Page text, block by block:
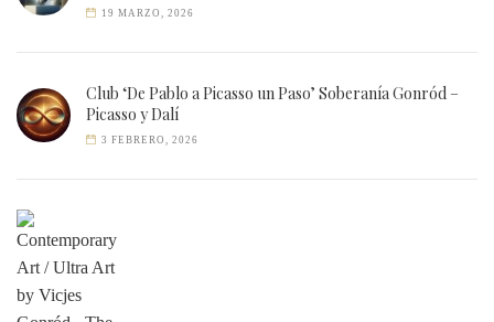
19 MARZO, 2026
Club ‘De Pablo a Picasso un Paso’ Soberanía Gonród –
Picasso y Dalí
3 FEBRERO, 2026